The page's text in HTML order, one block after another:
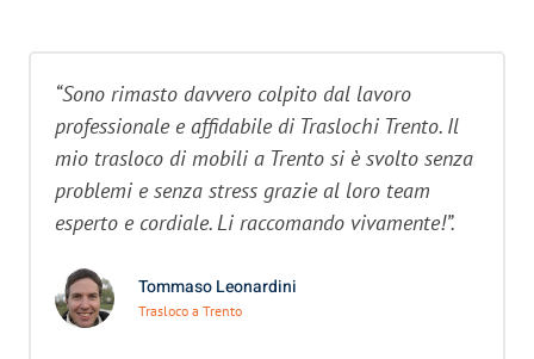
“Sono rimasto davvero colpito dal lavoro
professionale e affidabile di Traslochi Trento. Il
mio trasloco di mobili a Trento si è svolto senza
problemi e senza stress grazie al loro team
esperto e cordiale. Li raccomando vivamente!”.
Tommaso Leonardini
Trasloco a Trento